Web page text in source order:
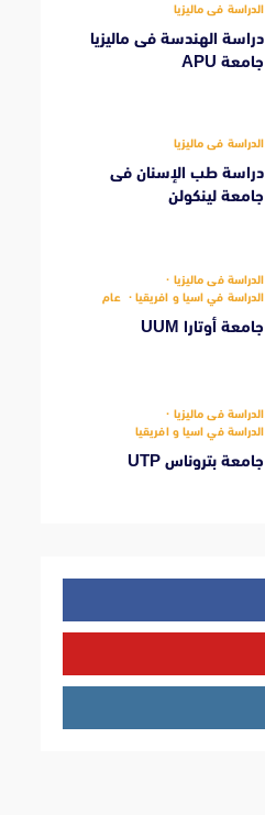
الدراسة فى ماليزيا
دراسة الهندسة فى ماليزيا
جامعة APU
الدراسة فى ماليزيا
دراسة طب الإسنان فى
جامعة لينكولن
الدراسة فى ماليزيا
الدراسة في اسيا و افريقيا
عام
جامعة أوتارا UUM
الدراسة فى ماليزيا
الدراسة في اسيا و افريقيا
جامعة بتروناس UTP